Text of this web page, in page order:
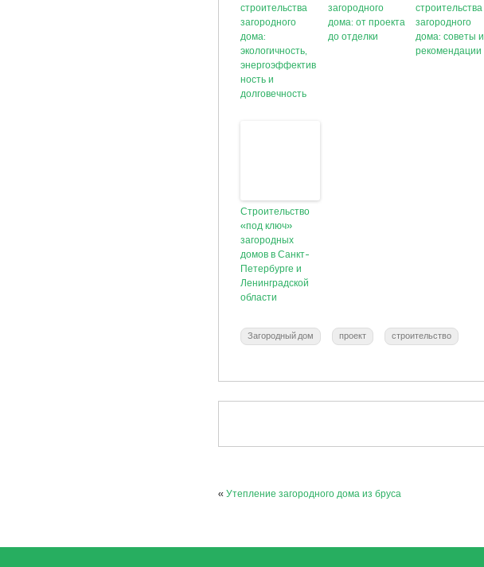
строительства
загородного
дома:
экологичность,
энергоэффектив
ность и
долговечность
загородного
дома: от проекта
до отделки
строительства
загородного
дома: советы и
рекомендации
Строительство
«под ключ»
загородных
домов в Санкт-
Петербурге и
Ленинградской
области
Загородный дом проект строительство
« Утепление загородного дома из бруса